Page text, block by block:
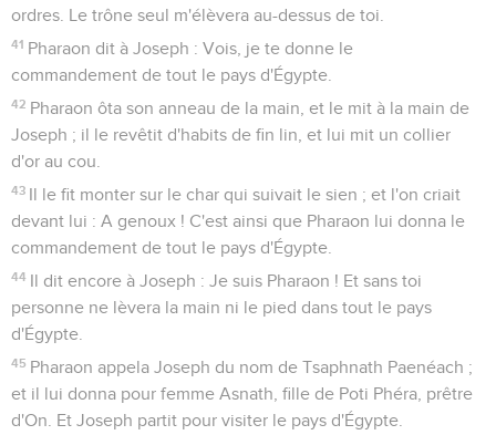
ordres. Le trône seul m'élèvera au-dessus de toi.
41 Pharaon dit à Joseph : Vois, je te donne le
commandement de tout le pays d'Égypte.
42 Pharaon ôta son anneau de la main, et le mit à la main de
Joseph ; il le revêtit d'habits de fin lin, et lui mit un collier
d'or au cou.
43 Il le fit monter sur le char qui suivait le sien ; et l'on criait
devant lui : A genoux ! C'est ainsi que Pharaon lui donna le
commandement de tout le pays d'Égypte.
44 Il dit encore à Joseph : Je suis Pharaon ! Et sans toi
personne ne lèvera la main ni le pied dans tout le pays
d'Égypte.
45 Pharaon appela Joseph du nom de Tsaphnath Paenéach ;
et il lui donna pour femme Asnath, fille de Poti Phéra, prêtre
d'On. Et Joseph partit pour visiter le pays d'Égypte.